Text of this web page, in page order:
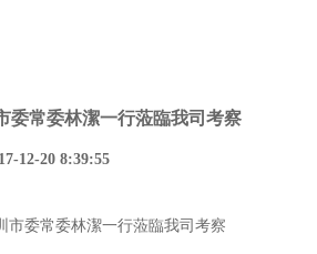
委常委林潔一行蒞臨我司考察
12-20 8:39:55